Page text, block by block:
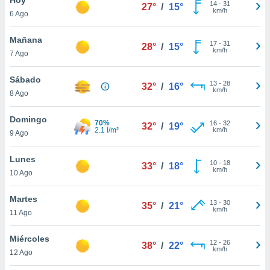
en
más
nuestra
de
cookies
aceptar
6 Ago
27° / 15° 14- 31
km/h
Mañana
7 Ago
28° / 15° 17- 31
km/h
Sábado
8 Ago
32° / 16° 13- 28
km/h
Domingo
9 Ago
70%
2.1 l/m²
32° / 19° 16- 32
km/h
Lunes
10 Ago
33° / 18° 10- 18
km/h
Martes
11 Ago
35° / 21° 13- 30
km/h
Miércoles
12 Ago
38° / 22° 12- 26
km/h